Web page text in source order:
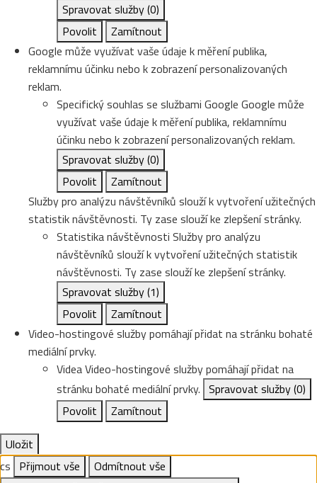
Spravovat služby(0)
Povolit
Zamítnout
Google může využívat vaše údaje k měření publika,
reklamnímu účinku nebo k zobrazení personalizovaných
reklam.
Specifický souhlas se službami Google Google může
využívat vaše údaje k měření publika, reklamnímu
účinku nebo k zobrazení personalizovaných reklam.
Spravovat služby(0)
Povolit
Zamítnout
Služby pro analýzu návštěvníků slouží k vytvoření užitečných
statistik návštěvnosti. Ty zase slouží ke zlepšení stránky.
Statistika návštěvnosti Služby pro analýzu
návštěvníků slouží k vytvoření užitečných statistik
návštěvnosti. Ty zase slouží ke zlepšení stránky.
Spravovat služby(1)
Povolit
Zamítnout
Video-hostingové služby pomáhají přidat na stránku bohaté
mediální prvky.
VideaVideo-hostingové služby pomáhají přidat na
stránku bohaté mediální prvky. Spravovat služby(0)
Povolit
Zamítnout
Uložit
cs Přijmout vše
Odmítnout vše